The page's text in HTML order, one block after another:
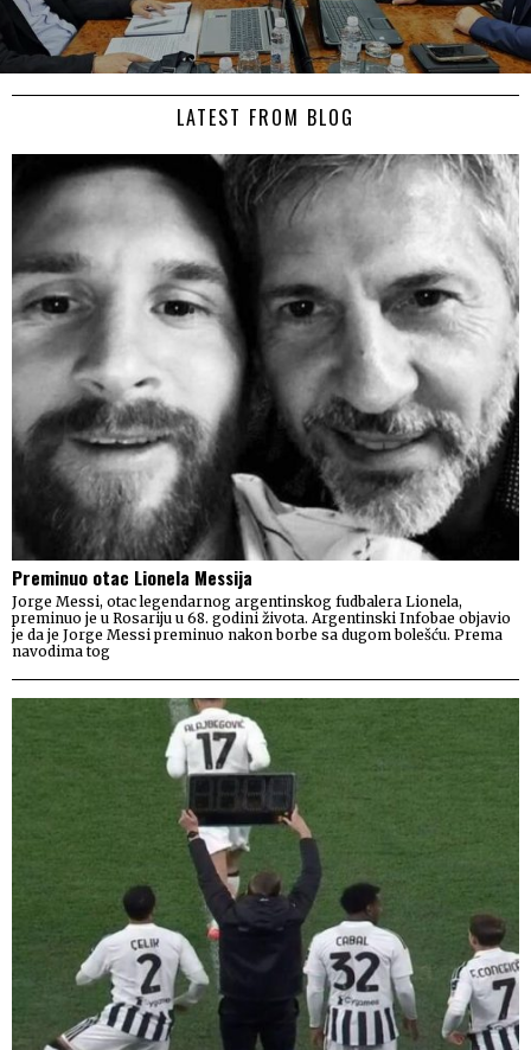
LATEST FROM BLOG
Preminuo otac Lionela Messija
Jorge Messi, otac legendarnog argentinskog fudbalera Lionela,
preminuo je u Rosariju u 68. godini života. Argentinski Infobae objavio
je da je Jorge Messi preminuo nakon borbe sa dugom bolešću. Prema
navodima tog